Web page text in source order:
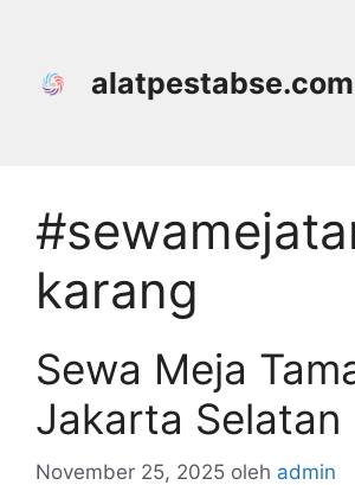
alatpestabse.com
karang
Sewa Meja
Jakarta Selatan
November 25, 2025 oleh admin